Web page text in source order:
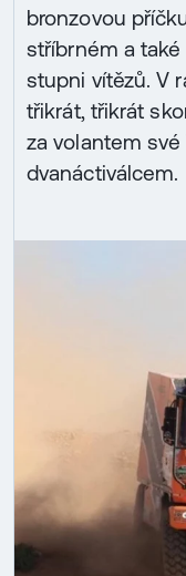
bronzovou
stříbrném a
stupni vítězů. V
třikrát, třikrát
za volantem své
dvanáctiválcem.